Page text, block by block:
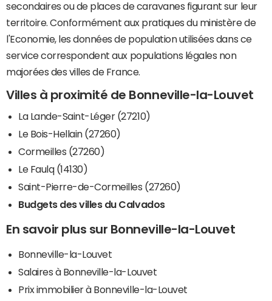
secondaires ou de places de caravanes figurant sur leur
territoire. Conformément aux pratiques du ministère de
l'Economie, les données de population utilisées dans ce
service correspondent aux populations légales non
majorées des villes de France.
Villes à proximité de Bonneville-la-Louvet
La Lande-Saint-Léger (27210)
Le Bois-Hellain (27260)
Cormeilles (27260)
Le Faulq (14130)
Saint-Pierre-de-Cormeilles (27260)
Budgets des villes du Calvados
En savoir plus sur Bonneville-la-Louvet
Bonneville-la-Louvet
Salaires à Bonneville-la-Louvet
Prix immobilier à Bonneville-la-Louvet